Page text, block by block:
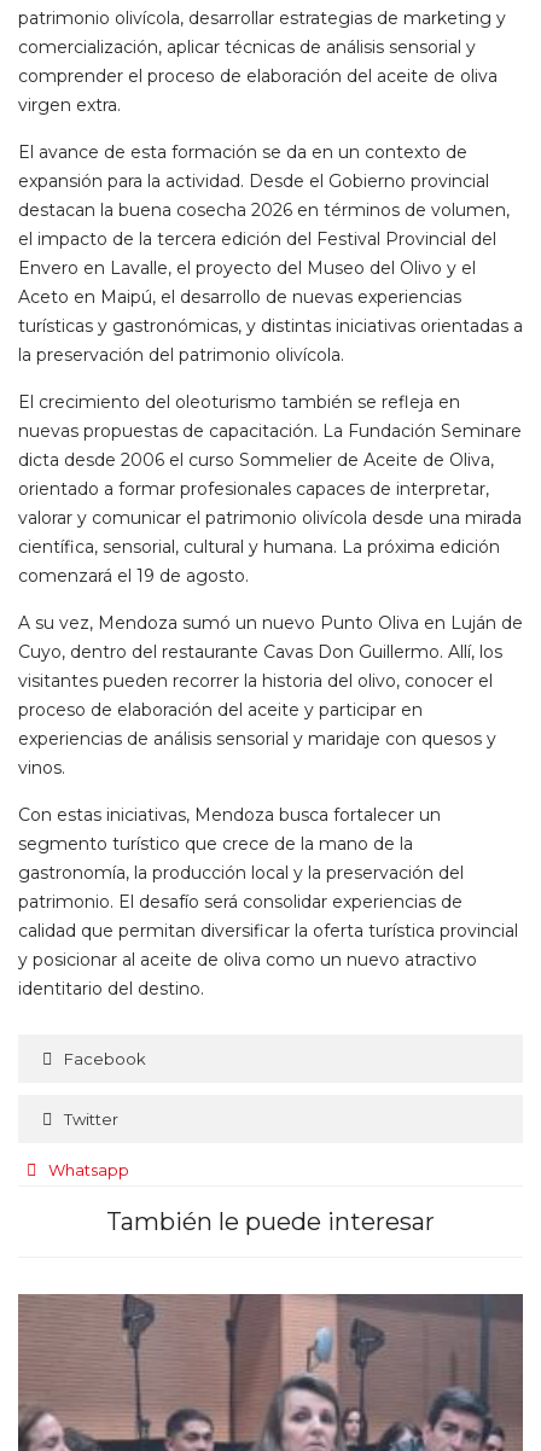
patrimonio olivícola, desarrollar estrategias de marketing y
comercialización, aplicar técnicas de análisis sensorial y
comprender el proceso de elaboración del aceite de oliva
virgen extra.
El avance de esta formación se da en un contexto de
expansión para la actividad. Desde el Gobierno provincial
destacan la buena cosecha 2026 en términos de volumen,
el impacto de la tercera edición del Festival Provincial del
Envero en Lavalle, el proyecto del Museo del Olivo y el
Aceto en Maipú, el desarrollo de nuevas experiencias
turísticas y gastronómicas, y distintas iniciativas orientadas a
la preservación del patrimonio olivícola.
El crecimiento del oleoturismo también se refleja en
nuevas propuestas de capacitación. La Fundación Seminare
dicta desde 2006 el curso Sommelier de Aceite de Oliva,
orientado a formar profesionales capaces de interpretar,
valorar y comunicar el patrimonio olivícola desde una mirada
científica, sensorial, cultural y humana. La próxima edición
comenzará el 19 de agosto.
A su vez, Mendoza sumó un nuevo Punto Oliva en Luján de
Cuyo, dentro del restaurante Cavas Don Guillermo. Allí, los
visitantes pueden recorrer la historia del olivo, conocer el
proceso de elaboración del aceite y participar en
experiencias de análisis sensorial y maridaje con quesos y
vinos.
Con estas iniciativas, Mendoza busca fortalecer un
segmento turístico que crece de la mano de la
gastronomía, la producción local y la preservación del
patrimonio. El desafío será consolidar experiencias de
calidad que permitan diversificar la oferta turística provincial
y posicionar al aceite de oliva como un nuevo atractivo
identitario del destino.
Facebook
Twitter
Whatsapp
También le puede interesar